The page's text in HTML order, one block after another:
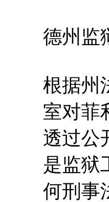
德州监
根据州
室对菲
透过公
是监狱
何刑事